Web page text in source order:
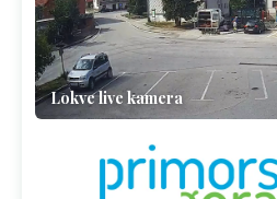
Lokve live kamera